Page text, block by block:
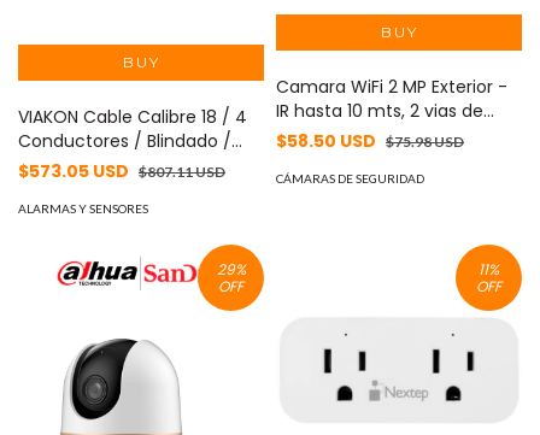
VIAKON Cable Calibre 18 / 4
Conductores / Blindado /
305 Metros / Riser / UL /
9274
$573.05 USD $807.11 USD
ALARMAS Y SENSORES
Camara WiFi 2 MP Exterior -
IR hasta 10 mts, 2 vias de
audio, micrófono incluido,
MicroSD(128GB), Wireles
$58.50 USD $75.98 USD
CÁMARAS DE SEGURIDAD
29%
OFF
11%
OFF